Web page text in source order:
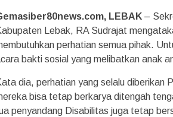
LEBAK –
Lebak, RA Sudrajat
perhatian semua pihak.
bakti sosial yang melibatkan anak
dia, perhatian yang selalu diberikan
bisa tetap berkarya ditengah
penyandang Disabilitas juga tetap